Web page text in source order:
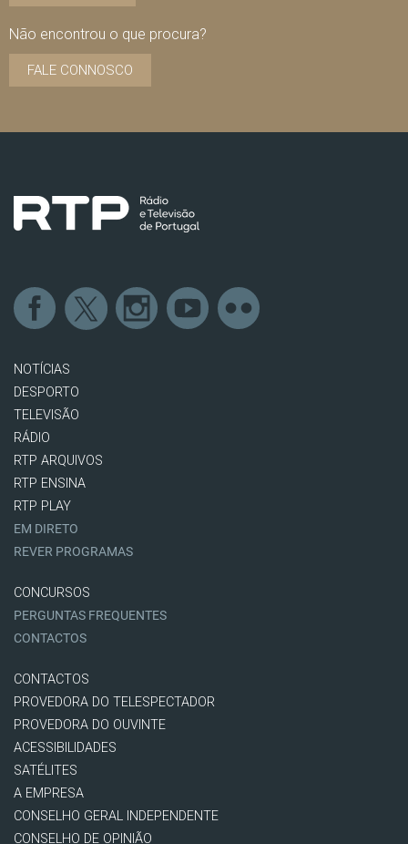
Não encontrou o que procura?
FALE CONNOSCO
NOTÍCIAS
DESPORTO
TELEVISÃO
RÁDIO
RTP ARQUIVOS
RTP ENSINA
RTP PLAY
EM DIRETO
REVER PROGRAMAS
CONCURSOS
PERGUNTAS FREQUENTES
CONTACTOS
CONTACTOS
PROVEDORA DO TELESPECTADOR
PROVEDORA DO OUVINTE
ACESSIBILIDADES
SATÉLITES
A EMPRESA
CONSELHO GERAL INDEPENDENTE
CONSELHO DE OPINIÃO